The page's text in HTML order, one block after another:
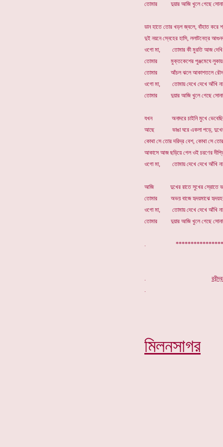
তোমার দুয়ার আজি খুলে গেছে সোনার
ডান হাতে তোর খড়গ জ্বলে, বাঁহাত করে
দুই নয়নে স্নেহের হাসি, ললাটনেত্র
ওগো মা, তোমার কী মুরতি আজ দেখি
তোমার মুক্তকেশের পুঞ্জমেঘে লুকায়
তোমার আঁচল ঝলে আকাশতলে
ওগো মা, তোমায় দেখে দেখে আঁখি না
তোমার দুয়ার আজি খুলে গেছে সোনার
যখন অনাদরে চাইনি মুখে
আছে ভাঙা ঘরে একলা পড়ে, দুখের
কোথা সে তোর দরিদ্র বেশ, কোথা সে
আকাসে আজ ছড়িয়ে গেল ওই চরণের
ওগো মা, তোমায় দেখে দেখে আঁখি না
আজি দুখের রাতে সুখের স্রোতে
তোমার অভয় বাজে হৃদয়মাঝে
ওগো মা, তোমায় দেখে দেখে আঁখি না
তোমার দুয়ার আজি খুলে গেছে সোনার
.
. র
.
মিলনসাগর